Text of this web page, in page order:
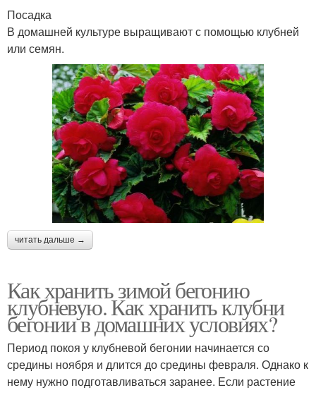
Посадка
В домашней культуре выращивают с помощью клубней
или семян.
читать дальше →
Как хранить зимой бегонию
клубневую. Как хранить клубни
бегонии в домашних условиях?
Период покоя у клубневой бегонии начинается со
средины ноября и длится до средины февраля. Однако к
нему нужно подготавливаться заранее. Если растение